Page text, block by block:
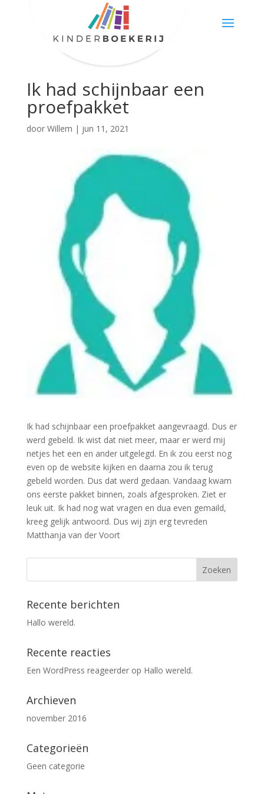
Ik had schijnbaar een
proefpakket
door Willem | jun 11, 2021
Ik had schijnbaar een proefpakket aangevraagd. Dus er
werd gebeld. Ik wist dat niet meer, maar er werd mij
netjes het een en ander uitgelegd. En ik zou eerst nog
even op de website kijken en daarna zou ik terug
gebeld worden. Dus dat werd gedaan. Vandaag kwam
ons eerste pakket binnen, zoals afgesproken. Ziet er
leuk uit. Ik had nog wat vragen en dua even gemaild,
kreeg gelijk antwoord. Dus wij zijn erg tevreden
Matthanja van der Voort
Recente berichten
Hallo wereld.
Recente reacties
Een WordPress reageerderop Hallo wereld.
Archieven
november 2016
Categorieën
Geen categorie